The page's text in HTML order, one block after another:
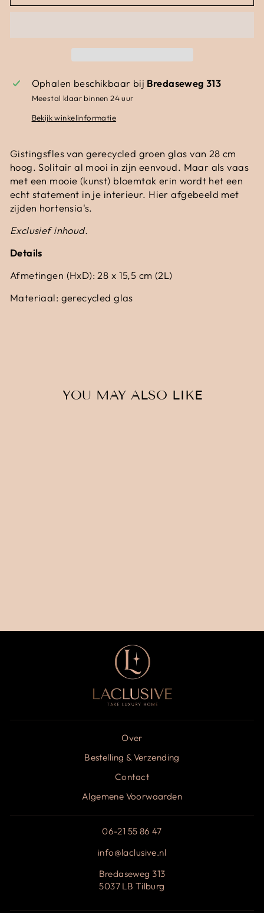
Ophalen beschikbaar bij Bredaseweg 313
Meestal klaar binnen 24 uur
Bekijk winkelinformatie
Gistingsfles van gerecycled groen glas van 28 cm
hoog. Solitair al mooi in zijn eenvoud. Maar als vaas
met een mooie (kunst) bloemtak erin wordt het een
echt statement in je interieur. Hier afgebeeld met
zijden hortensia's.
Exclusief inhoud.
Details
Afmetingen (HxD): 28 x 15,5 cm (2L)
Materiaal: gerecycled glas
YOU MAY ALSO LIKE
Over
Bestelling & Verzending
Contact
Algemene Voorwaarden
06-21 55 86 47
info@laclusive.nl
Bredaseweg 313
5037 LB Tilburg